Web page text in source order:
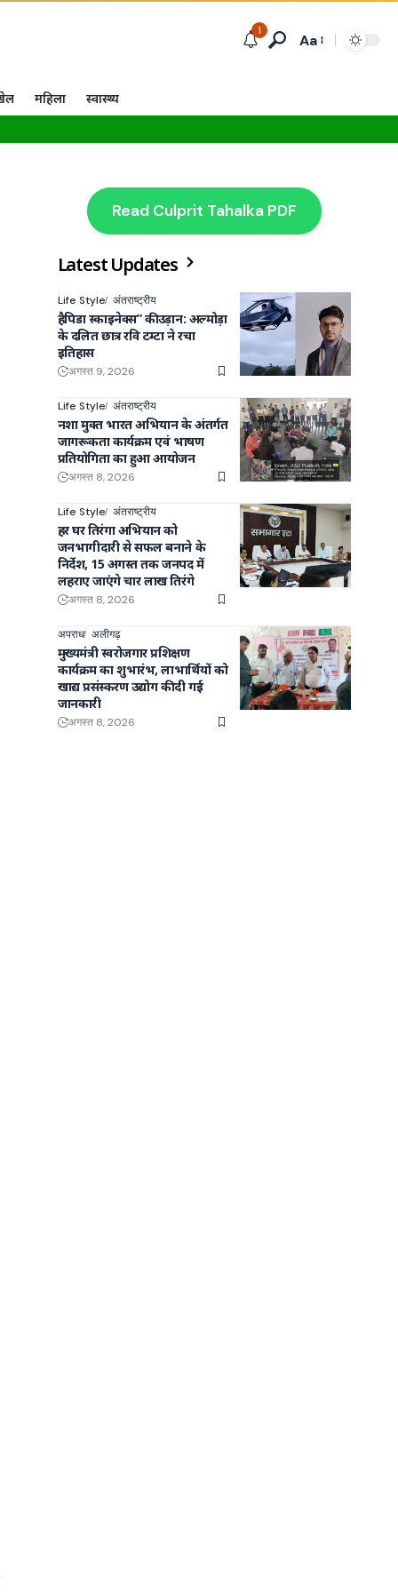
1
Aa
महिला स्वास्थ्य
Read Culprit Tahalka PDF
Latest Updates
Life Style अंतराष्ट्रीय
हैपिडा स्काइनेक्स” की उड़ान: अल्मोड़ा
के दलित छात्र रवि टम्टा ने रचा
इतिहास
अगस्त 9, 2026
Life Style अंतराष्ट्रीय
नशा मुक्त भारत अभियान के अंतर्गत
जागरूकता कार्यक्रम एवं भाषण
प्रतियोगिता का हुआ आयोजन
अगस्त 8, 2026
Life Style अंतराष्ट्रीय
हर घर तिरंगा अभियान को
जनभागीदारी से सफल बनाने के
निर्देश, 15 अगस्त तक जनपद में
लहराए जाएंगे चार लाख तिरंगे
अगस्त 8, 2026
अपराध अलीगढ़
मुख्यमंत्री स्वरोजगार प्रशिक्षण
कार्यक्रम का शुभारंभ, लाभार्थियों को
खाद्य प्रसंस्करण उद्योग की दी गई
जानकारी
अगस्त 8, 2026